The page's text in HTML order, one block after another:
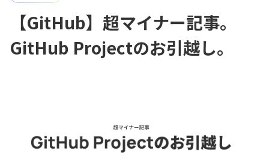
【GitHub】超マイナー記事。
GitHub Projectのお引越し。